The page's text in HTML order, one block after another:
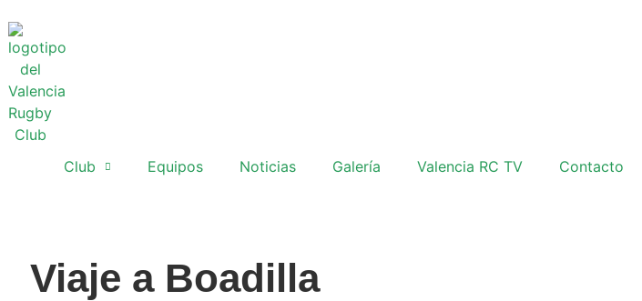
Club Equipos Noticias Galería Valencia RC TV Contacto
Viaje a Boadilla